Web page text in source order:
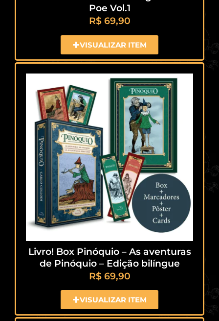
Poe Vol.1
R$69,90
VISUALIZAR ITEM
Livro! Box Pinóquio – As aventuras
de Pinóquio – Edição bilíngue
R$69,90
VISUALIZAR ITEM